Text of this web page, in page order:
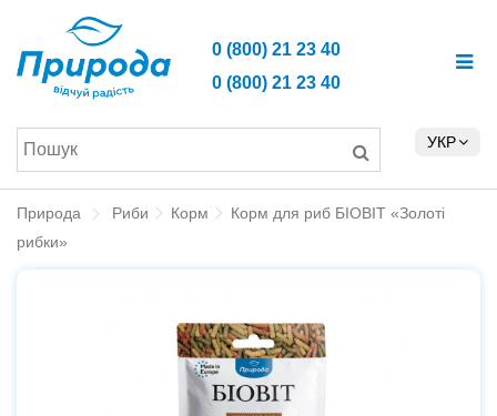
УКР
0 (800) 21 23 40
0 (800) 21 23 40
Природа Риби Корм
Корм для риб БІОВІТ «Золоті
рибки»